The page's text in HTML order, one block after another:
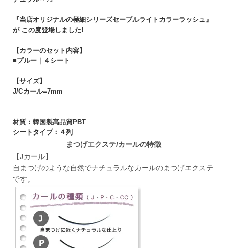
『当店オリジナルの極細シリーズセーブルライトカラーラッシュ』
が この度登場しました!
【カラーのセット内容】
■ブルー｜４シート
【サイズ】
J/Cカール=7mm
材質：韓国製高品質PBT
シートタイプ：４列
まつげエクステ/カールの特徴
【Jカール】
自まつげのような自然でナチュラルなカールのまつげエクステ
です。